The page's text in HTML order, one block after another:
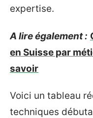
expertise.
A lire également :
en Suisse par
savoir
Voici un tableau
techniques